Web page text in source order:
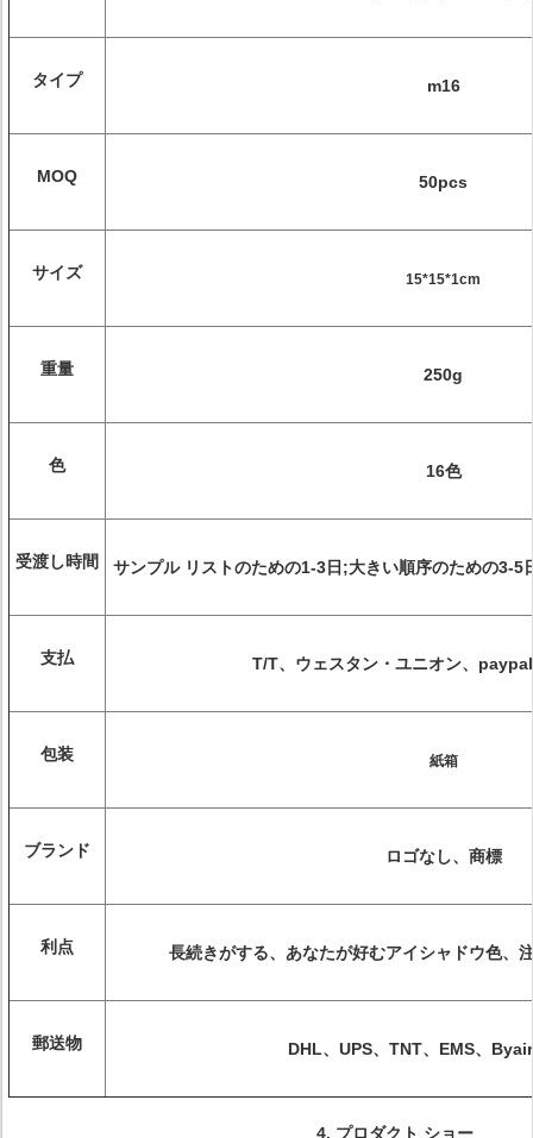
タイプ m16
MOQ 50pcs
サイズ 15*15*1cm
重量 250g
色 16色
受渡し時間 サンプル リストのための1-3日;大きい順序のための3-5
支払 T/T、ウェスタン・ユニオン、
包装 紙箱
ブランド ロゴなし、商標
利点 長続きがする、あなたが好むアイシャドウ色、
郵送物 DHL、UPS、TNT、EMS、
4. プロダクト ショー